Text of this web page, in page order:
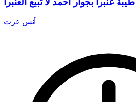
عنبرا بجوار أحمد لا تبيع العنبرا
أنس عزت